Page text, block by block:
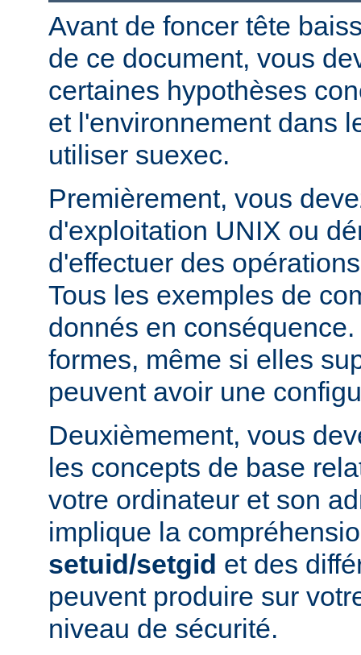
Avant de foncer tête
de ce document, vous
certaines hypothèses
et l'environnement dans
utiliser suexec.
Premièrement, vous
d'exploitation UNIX ou
d'effectuer des
Tous les exemples de
donnés en
formes, même si elles
peuvent avoir une
Deuxièmement, vous
les concepts de base
votre ordinateur et son
implique la
setuid/setgid et des
peuvent produire sur
niveau de sécurité.